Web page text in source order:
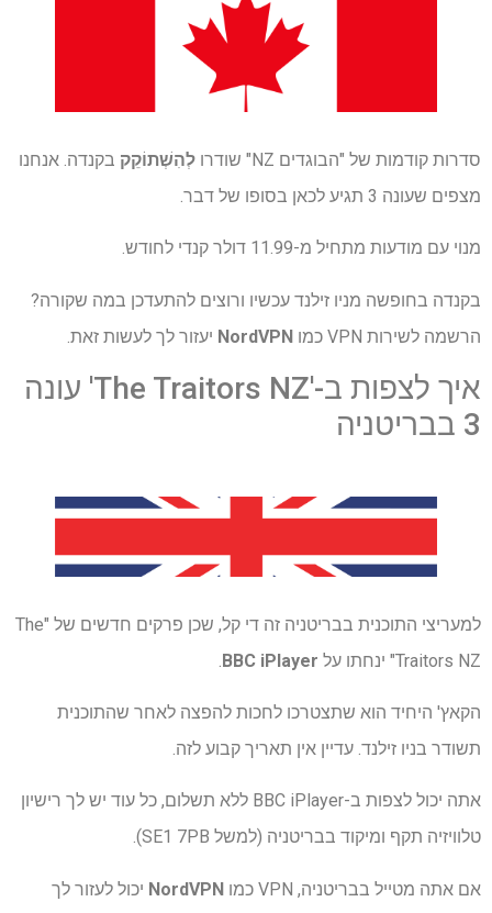
סדרות קודמות של "הבוגדים NZ" שודרו לְהִשְׁתוֹקֵק בקנדה. אנחנו
מצפים שעונה 3 תגיע לכאן בסופו של דבר.
מנוי עם מודעות מתחיל מ-11.99 דולר קנדי ​​לחודש.
בקנדה בחופשה מניו זילנד עכשיו ורוצים להתעדכן במה שקורה?
הרשמה לשירות VPN כמו
NordVPN יעזור לך לעשות זאת.
איך לצפות ב-'The Traitors NZ' עונה
3 בבריטניה
למעריצי התוכנית בבריטניה זה די קל, שכן פרקים חדשים של "The
Traitors NZ" ינחתו על
BBC iPlayer
הקאץ' היחיד הוא שתצטרכו לחכות להפצה לאחר שהתוכנית
תשודר בניו זילנד. עדיין אין תאריך קבוע לזה.
אתה יכול לצפות ב-BBC iPlayer ללא תשלום, כל עוד יש לך רישיון
טלוויזיה תקף ומיקוד בבריטניה (למשל SE1 7PB).
אם אתה מטייל בבריטניה, VPN כמו NordVPN יכול לעזור לך